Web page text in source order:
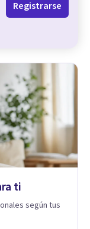
Registrarse
ti
según tus